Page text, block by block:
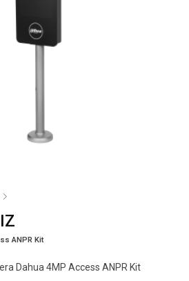
ANPR Kit
Dahua 4MP Access ANPR Kit